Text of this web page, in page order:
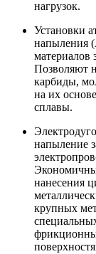
нагрузок.
Установки
напыления
материалов
Позволяют
карбиды,
на их
сплавы.
напыление
нанесения
крупных